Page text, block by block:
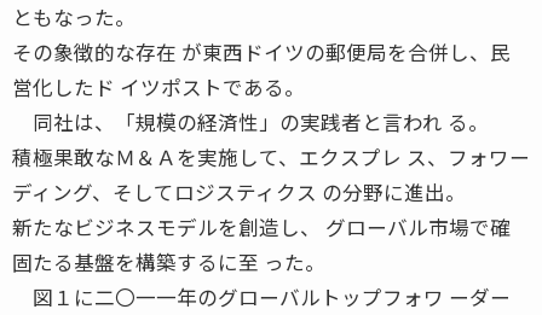
ともなった。
その象徴的な存在 が東西ドイツの郵便局を合併し、民
営化したド イツポストである。
同社は、「規模の経済性」の実践者と言われ る。
積極果敢なＭ＆Ａを実施して、エクスプレ ス、フォワー
ディング、そしてロジスティクス の分野に進出。
新たなビジネスモデルを創造し、 グローバル市場で確
固たる基盤を構築するに至 った。
図１に二〇一一年のグローバルトップフォワ ーダー